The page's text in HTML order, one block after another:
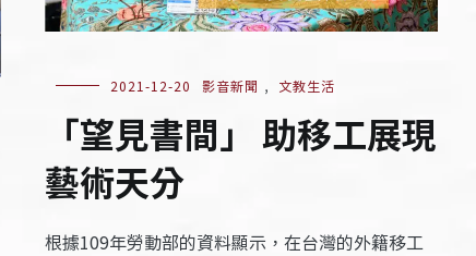
2021-12-20 影音新聞 , 文教生活
「望見書間」 助移工展現
藝術天分
根據109年勞動部的資料顯示，在台灣的外籍移工